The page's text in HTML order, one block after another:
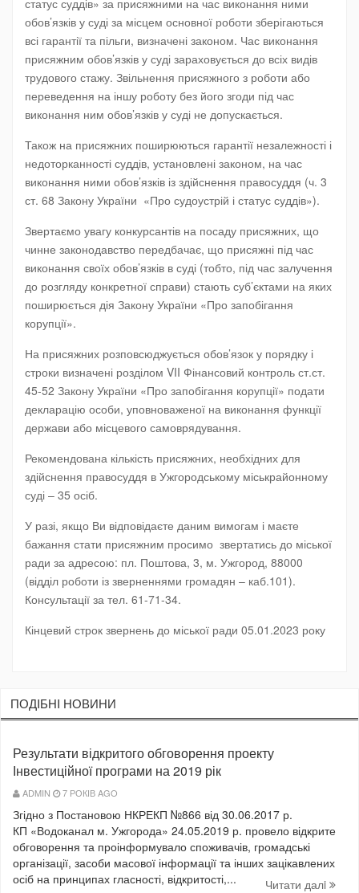
статус суддів» за присяжними на час виконання ними
обов’язків у суді за місцем основної роботи зберігаються
всі гарантії та пільги, визначені законом. Час виконання
присяжним обов’язків у суді зараховується до всіх видів
трудового стажу. Звільнення присяжного з роботи або
переведення на іншу роботу без його згоди під час
виконання ним обов’язків у суді не допускається.
Також на присяжних поширюються гарантії незалежності і
недоторканності суддів, установлені законом, на час
виконання ними обов’язків із здійснення правосуддя (ч. 3
ст. 68 Закону України «Про судоустрій і статус суддів»).
Звертаємо увагу конкурсантів на посаду присяжних, що
чинне законодавство передбачає, що присяжні під час
виконання своїх обов’язків в суді (тобто, під час залучення
до розгляду конкретної справи) стають суб’єктами на яких
поширюється дія Закону України «Про запобігання
корупції».
На присяжних розповсюджується обов’язок у порядку і
строки визначені розділом VII Фінансовий контроль ст.ст.
45-52 Закону України «Про запобігання корупції» подати
декларацію особи, уповноваженої на виконання функції
держави або місцевого самоврядування.
Рекомендована кількість присяжних, необхідних для
здійснення правосуддя в Ужгородському міськрайонному
суді – 35 осіб.
У разі, якщо Ви відповідаєте даним вимогам і маєте
бажання стати присяжним просимо звертатись до міської
ради за адресою: пл. Поштова, 3, м. Ужгород, 88000
(відділ роботи із зверненнями громадян – каб.101).
Консультації за тел. 61-71-34.
Кінцевий строк звернень до міської ради 05.01.2023 року
ПОДIБНI НОВИНИ
Результати відкритого обговорення проекту
Інвестиційної програми на 2019 рік
ADMIN 7 РОКІВ AGO
Згідно з Постановою НКРЕКП №866 від 30.06.2017 р.
КП «Водоканал м. Ужгорода» 24.05.2019 р. провело відкрите
обговорення та проінформувало споживачів, громадські
організації, засоби масової інформації та інших зацікавлених
осіб на принципах гласності, відкритості,...
Читати далi